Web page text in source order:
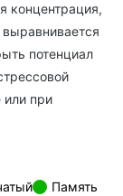
концентрация,
потенциал
при
Память